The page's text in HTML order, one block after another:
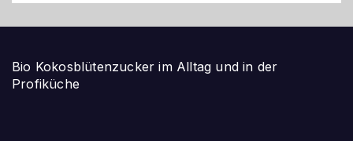
Bio Kokosblütenzucker im Alltag und in der
Profiküche